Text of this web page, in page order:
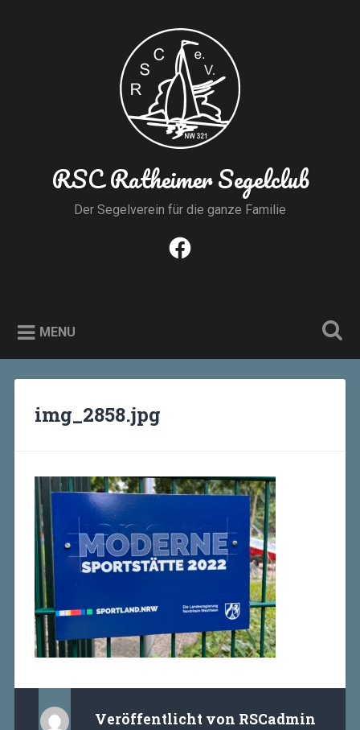
RSC Ratheimer Segelclub
Der Segelverein für die ganze Familie
Facebook
MENU
img_2858.jpg
Veröffentlicht von RSCadmin